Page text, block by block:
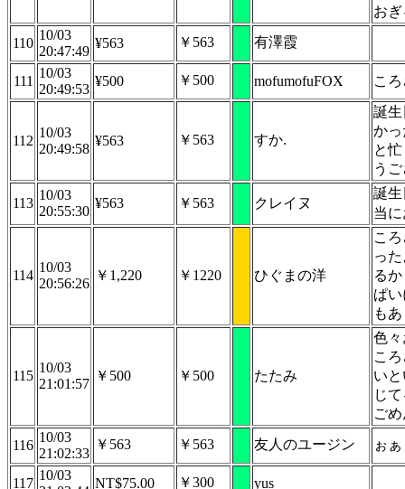
お
110
10/03
20:47:49
¥563 ￥563 有澤霞
111
10/03
20:49:53
¥500 ￥500 mofumofuFOX こ
112
10/03
20:49:58
¥563 ￥563 すか.
誕
か
と
う
113
10/03
20:55:30
¥563 ￥563 クレイヌ
誕
当
114
10/03
20:56:26
￥1,220 ￥1220 ひぐまの洋
こ
っ
る
ぱ
も
115
10/03
21:01:57
￥500 ￥500 たたみ
色
こ
い
じ
ご
116
10/03
21:02:33
￥563 ￥563 友人のユージン ぉ
117
10/03
NT$75.00 ￥300 yus